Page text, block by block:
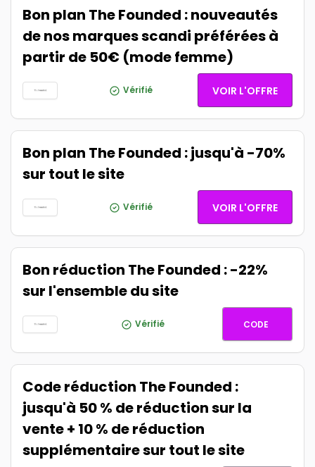
Bon plan The Founded : nouveautés
de nos marques scandi préférées à
partir de 50€ (mode femme)
Vérifié VOIR L'OFFRE
Bon plan The Founded : jusqu'à -70%
sur tout le site
Vérifié VOIR L'OFFRE
Bon réduction The Founded : -22%
sur l'ensemble du site
Vérifié TFFEB22
CODE
Code réduction The Founded :
jusqu'à 50 % de réduction sur la
vente + 10 % de réduction
supplémentaire sur tout le site